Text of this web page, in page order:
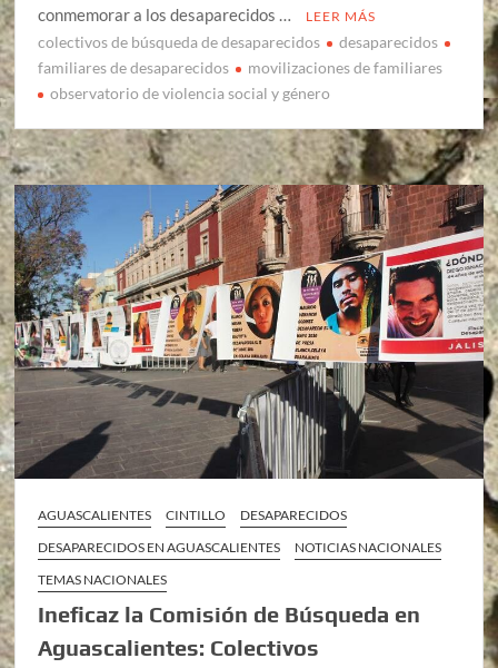
conmemorar a los desaparecidos …
LEER MÁS
colectivos de búsqueda de desaparecidos
desaparecidos
familiares de desaparecidos
movilizaciones de familiares
observatorio de violencia social y género
AGUASCALIENTES CINTILLO
DESAPARECIDOS
DESAPARECIDOS EN AGUASCALIENTES
NOTICIAS NACIONALES
TEMAS NACIONALES
Ineficaz la Comisión de Búsqueda en
Aguascalientes: Colectivos